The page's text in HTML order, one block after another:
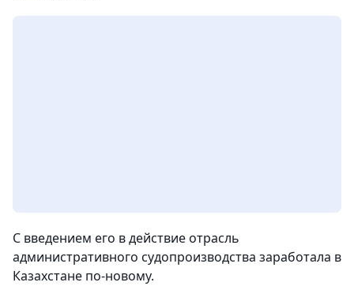
С введением его в действие отрасль
административного судопроизводства заработала в
Казахстане по-новому.